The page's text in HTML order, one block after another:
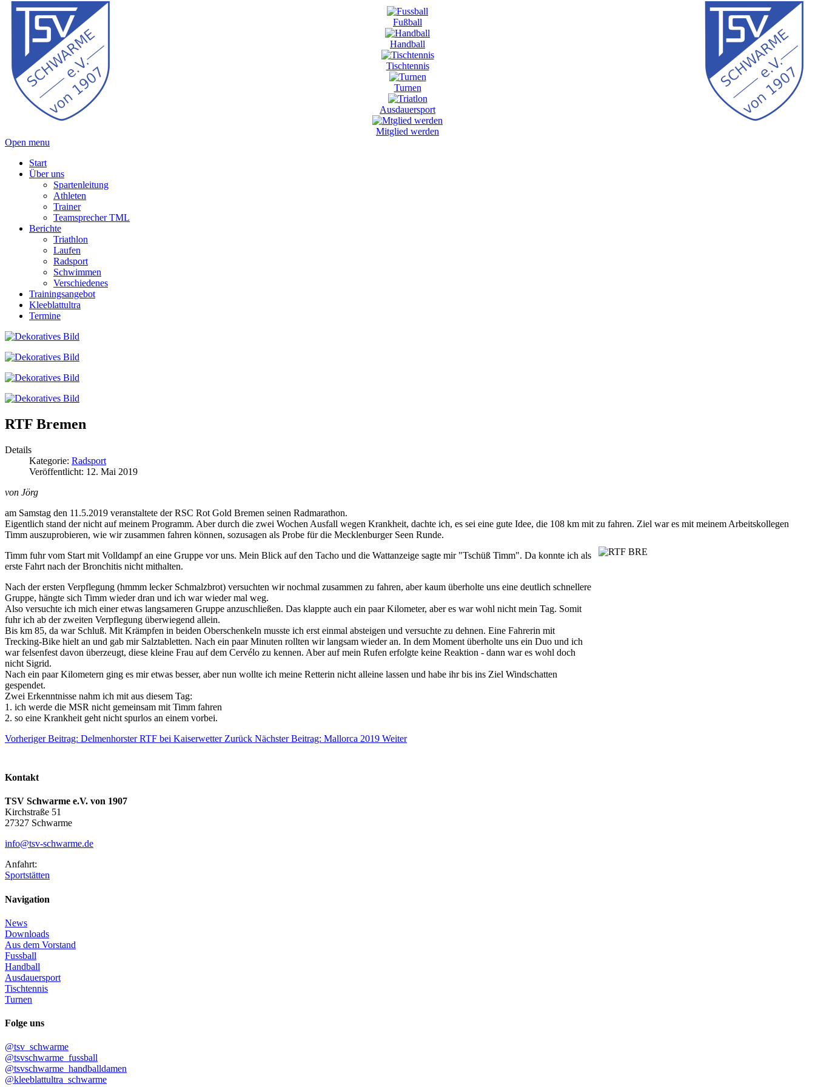
Fußball
Handball
Tischtennis
Turnen
Ausdauersport
Mitglied werden
Open menu
Start
Über uns
Spartenleitung
Athleten
Trainer
Teamsprecher TML
Berichte
Triathlon
Laufen
Radsport
Schwimmen
Verschiedenes
Trainingsangebot
Kleeblattultra
Termine
RTF Bremen
Details
Kategorie: Radsport
Veröffentlicht: 12. Mai 2019
von Jörg
am Samstag den 11.5.2019 veranstaltete der RSC Rot Gold Bremen seinen Radmarathon.
Eigentlich stand der nicht auf meinem Programm. Aber durch die zwei Wochen Ausfall wegen Krankheit, dachte ich, es sei eine gute Idee, die 108 km mit zu fahren. Ziel war es mit meinem Arbeitskollegen
Timm auszuprobieren, wie wir zusammen fahren können, sozusagen als Probe für die Mecklenburger Seen Runde.
Timm fuhr vom Start mit Volldampf an eine Gruppe vor uns. Mein Blick auf den Tacho und die Wattanzeige sagte mir "Tschüß Timm". Da konnte ich als
erste Fahrt nach der Bronchitis nicht mithalten.
Nach der ersten Verpflegung (hmmm lecker Schmalzbrot) versuchten wir nochmal zusammen zu fahren, aber kaum überholte uns eine deutlich schnellere
Gruppe, hängte sich Timm wieder dran und ich war wieder mal weg.
Also versuchte ich mich einer etwas langsameren Gruppe anzuschließen. Das klappte auch ein paar Kilometer, aber es war wohl nicht mein Tag. Somit
fuhr ich ab der zweiten Verpflegung überwiegend allein.
Bis km 85, da war Schluß. Mit Krämpfen in beiden Oberschenkeln musste ich erst einmal absteigen und versuchte zu dehnen. Eine Fahrerin mit
Trecking-Bike hielt an und gab mir Salztabletten. Nach ein paar Minuten rollten wir langsam wieder an. In dem Moment überholte uns ein Duo und ich
war felsenfest davon überzeugt, diese kleine Frau auf dem Cervélo zu kennen. Aber auf mein Rufen erfolgte keine Reaktion - dann war es wohl doch
nicht Sigrid.
Nach ein paar Kilometern ging es mir etwas besser, aber nun wollte ich meine Retterin nicht alleine lassen und habe ihr bis ins Ziel Windschatten
gespendet.
Zwei Erkenntnisse nahm ich mit aus diesem Tag:
1. ich werde die MSR nicht gemeinsam mit Timm fahren
2. so eine Krankheit geht nicht spurlos an einem vorbei.
Vorheriger Beitrag: Delmenhorster RTF bei Kaiserwetter Zurück Nächster Beitrag: Mallorca 2019 Weiter
Kontakt
TSV Schwarme e.V. von 1907
Kirchstraße 51
27327 Schwarme
info@tsv-schwarme.de
Anfahrt:
Sportstätten
Navigation
News
Downloads
Aus dem Vorstand
Fussball
Handball
Ausdauersport
Tischtennis
Turnen
Folge uns
@tsv_schwarme
@tsvschwarme_fussball
@tsvschwarme_handballdamen
@kleeblattultra_schwarme